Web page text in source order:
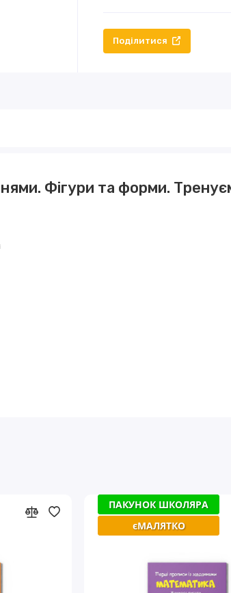
Поділитися
Фігури та форми.
ПАКУНОК ШКОЛЯРА
єМАЛЯТКО
ПАКУНОК ШКОЛЯРА
єМАЛЯТКО